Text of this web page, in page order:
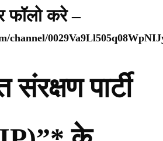
फॉलो करे –
channel/
पार्टी